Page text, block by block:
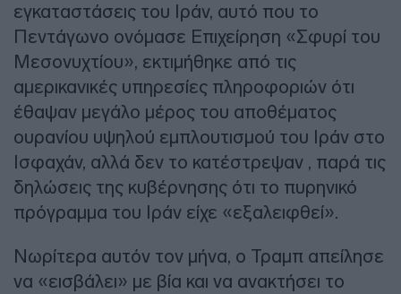
εγκαταστάσεις του Ιράν, αυτό που το
Πεντάγωνο ονόμασε Επιχείρηση «Σφυρί του
Μεσονυχτίου», εκτιμήθηκε από τις
αμερικανικές υπηρεσίες πληροφοριών ότι
έθαψαν μεγάλο μέρος του αποθέματος
ουρανίου υψηλού εμπλουτισμού του Ιράν στο
Ισφαχάν, αλλά δεν το κατέστρεψαν , παρά τις
δηλώσεις της κυβέρνησης ότι το πυρηνικό
πρόγραμμα του Ιράν είχε «εξαλειφθεί».
Νωρίτερα αυτόν τον μήνα, ο Τραμπ απείλησε
να «εισβάλει» με βία και να ανακτήσει το